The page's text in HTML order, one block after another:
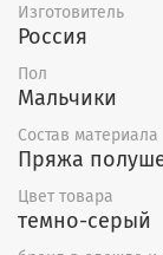
Изготовитель
Россия
Пол
Мальчики
Состав материала
Пряжа
Цвет товара
темно-серый